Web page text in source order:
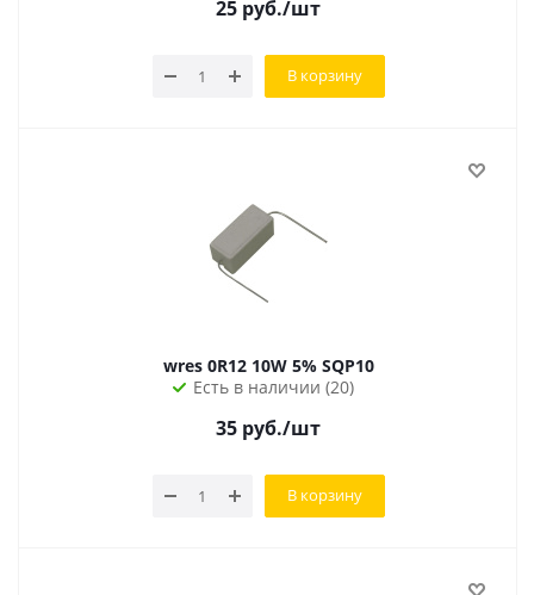
25 руб./шт
В корзину
wres 0R12 10W 5% SQP10
Есть в наличии (20)
35 руб./шт
В корзину